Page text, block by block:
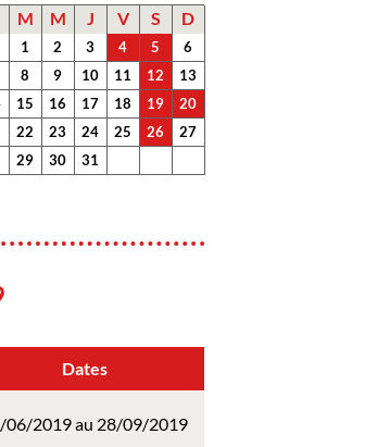
M M J V S D
1 2 3 4 5
6
8 9 10 11 12
13
15 16 17 18 19
20
22 23 24 25 26
27
29 30 31
Dates
06/2019 au 28/09/2019